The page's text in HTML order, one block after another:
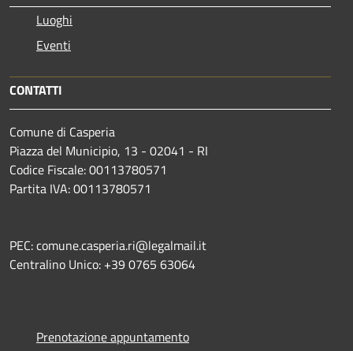
Luoghi
Eventi
CONTATTI
Comune di Casperia
Piazza del Municipio, 13 - 02041 - RI
Codice Fiscale: 00113780571
Partita IVA: 00113780571
PEC: comune.casperia.ri@legalmail.it
Centralino Unico: +39 0765 63064
Prenotazione appuntamento